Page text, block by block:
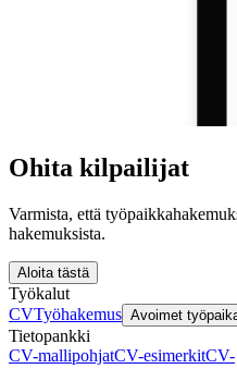
Ohita kilpailijat
Varmista, että
hakemuksista.
Aloita tästä
Työkalut
CVTyöhakemus Avoimet
Tietopankki
CV-mallipohjatCV-esimerkitCV-